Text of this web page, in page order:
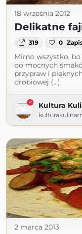
18 września 2012
Delikatne
319 0
Mimo wszystko,
do mocnych
przypraw i
drobiowej (...)
Kultura
2 marca 2013